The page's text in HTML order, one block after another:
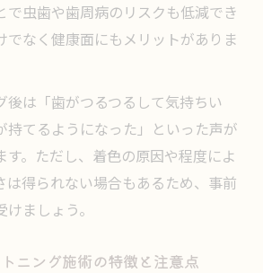
で虫歯や歯周病のリスクも低減でき
でなく健康面にもメリットがありま
後は「歯がつるつるして気持ちい
持てるようになった」といった声が
す。ただし、着色の原因や程度によ
は得られない場合もあるため、事前
ましょう。
ニング施術の特徴と注意点